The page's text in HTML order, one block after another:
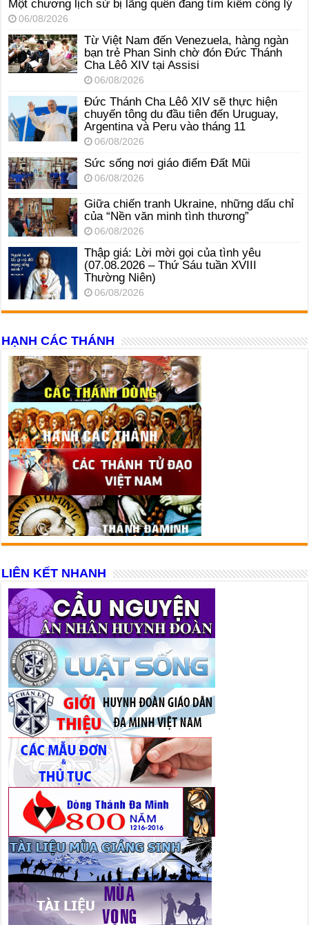
Một chương lịch sử bị lãng quên đang tìm kiếm công lý
06/08/2026
Từ Việt Nam đến Venezuela, hàng ngàn
bạn trẻ Phan Sinh chờ đón Đức Thánh
Cha Lêô XIV tại Assisi
06/08/2026
Đức Thánh Cha Lêô XIV sẽ thực hiện
chuyến tông du đầu tiên đến Uruguay,
Argentina và Peru vào tháng 11
06/08/2026
Sức sống nơi giáo điểm Đất Mũi
06/08/2026
Giữa chiến tranh Ukraine, những dấu chỉ
của “Nền văn minh tình thương”
06/08/2026
Thập giá: Lời mời gọi của tình yêu
(07.08.2026 – Thứ Sáu tuần XVIII
Thường Niên)
06/08/2026
HẠNH CÁC THÁNH
LIÊN KẾT NHANH